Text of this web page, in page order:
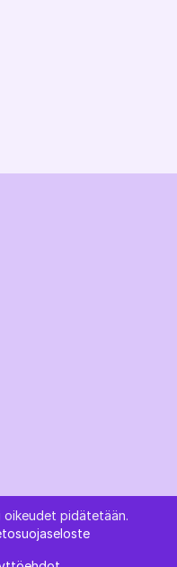
oikeudet pidätetään.